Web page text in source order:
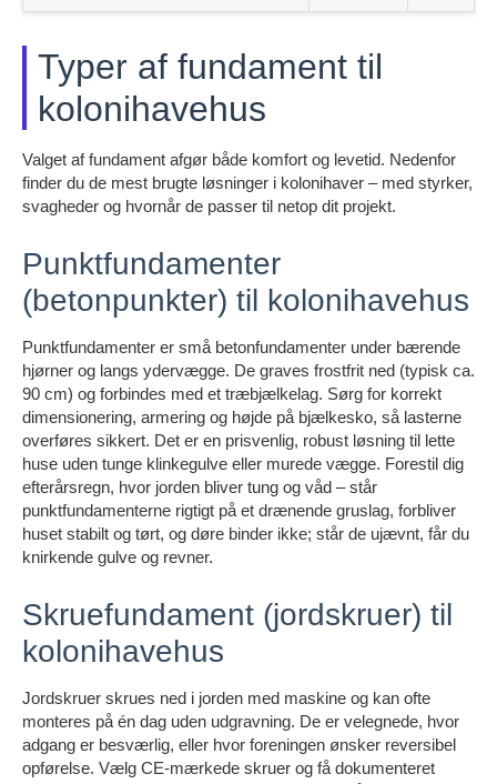
Typer af fundament til
kolonihavehus
Valget af fundament afgør både komfort og levetid. Nedenfor
finder du de mest brugte løsninger i kolonihaver – med styrker,
svagheder og hvornår de passer til netop dit projekt.
Punktfundamenter
(betonpunkter) til kolonihavehus
Punktfundamenter er små betonfundamenter under bærende
hjørner og langs ydervægge. De graves frostfrit ned (typisk ca.
90 cm) og forbindes med et træbjælkelag. Sørg for korrekt
dimensionering, armering og højde på bjælkesko, så lasterne
overføres sikkert. Det er en prisvenlig, robust løsning til lette
huse uden tunge klinkegulve eller murede vægge. Forestil dig
efterårsregn, hvor jorden bliver tung og våd – står
punktfundamenterne rigtigt på et drænende gruslag, forbliver
huset stabilt og tørt, og døre binder ikke; står de ujævnt, får du
knirkende gulve og revner.
Skruefundament (jordskruer) til
kolonihavehus
Jordskruer skrues ned i jorden med maskine og kan ofte
monteres på én dag uden udgravning. De er velegnede, hvor
adgang er besværlig, eller hvor foreningen ønsker reversibel
opførelse. Vælg CE-mærkede skruer og få dokumenteret